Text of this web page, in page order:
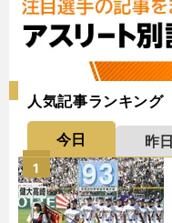
人気記事ランキング
今日 昨日
1